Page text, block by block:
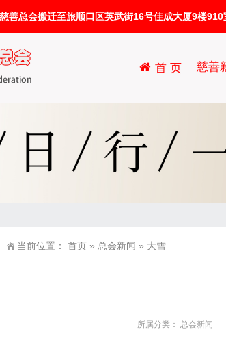
善总会搬迁至旅顺口区英武街16号佳成大厦9楼
首 页 慈善
当前位置： 首页 » 总会新闻 » 大雪
所属分类： 总会新闻